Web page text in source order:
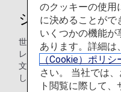
シカゴを知ろ
世界的に有名な建築物、
レストラン、バー、音楽
文化を併せ持つシカゴは
してくれることでしょう。
のクッキーの使用
に決めることがで
いくつかの機能が
あります。詳細は、
（Cookie）ポリ
さい。 当社では
ト閲覧に際して